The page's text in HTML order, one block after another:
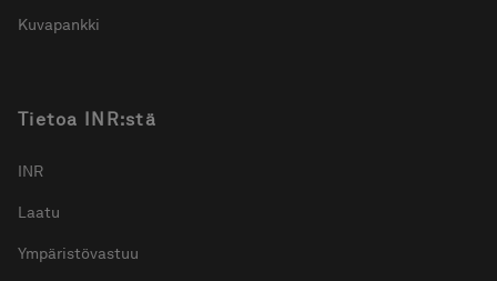
Kuvapankki
Tietoa INR:stä
INR
Laatu
Ympäristövastuu